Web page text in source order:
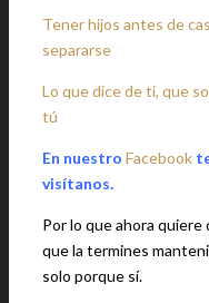
Tener hijos antes de
separarse
Lo que dice de ti, que
tú
En nuestro Facebook
visítanos.
Por lo que ahora
que la termines
solo porque sí.